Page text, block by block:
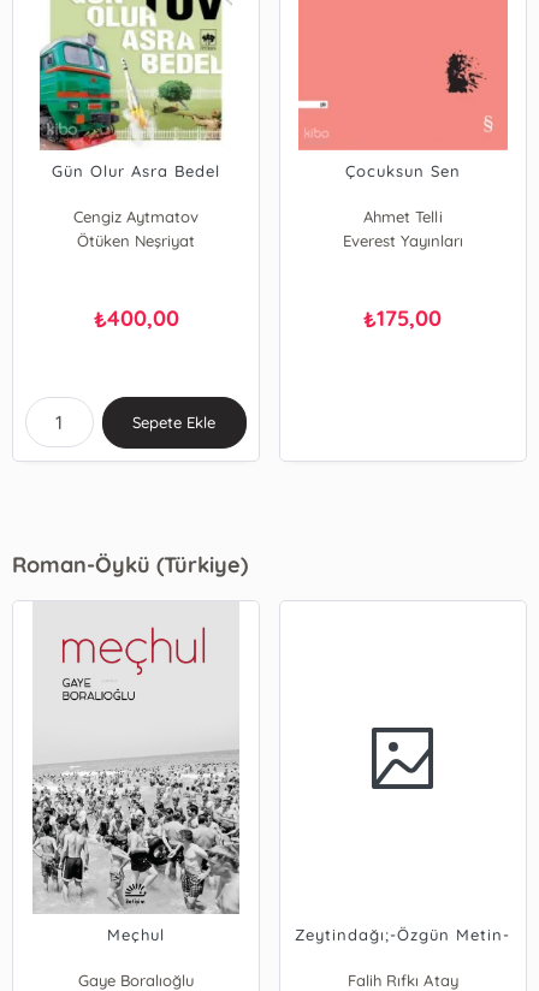
Gün Olur Asra Bedel
Cengiz Aytmatov
Ötüken Neşriyat
₺400,00
Sepete Ekle
Çocuksun Sen
Ahmet Telli
Everest Yayınları
₺175,00
Roman-Öykü (Türkiye)
Meçhul
Gaye Boralıoğlu
Zeytindağı;-Özgün Metin-
Falih Rıfkı Atay